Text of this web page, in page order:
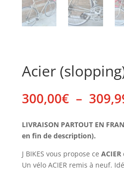
Acier
300,00€ –
LIVRAISON PARTOUT EN
en fin de description).
J BIKES vous propose ce ACIER
Un vélo ACIER remis à neuf.